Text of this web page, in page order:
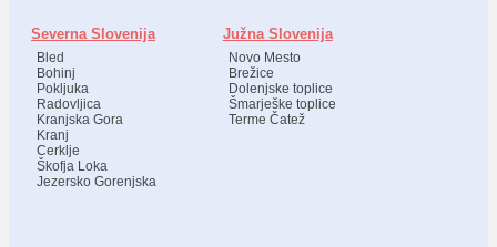
Severna Slovenija
Bled
Bohinj
Pokljuka
Radovljica
Kranjska Gora
Kranj
Cerklje
Škofja Loka
Jezersko Gorenjska
Južna Slovenija
Novo Mesto
Brežice
Dolenjske toplice
Šmarješke toplice
Terme Čatež